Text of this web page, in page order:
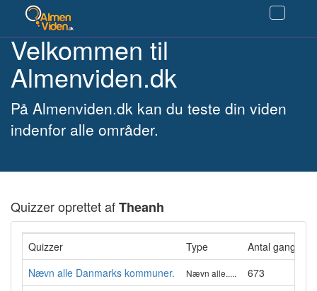
Velkommen til
Almenviden.dk
På Almenviden.dk kan du teste din viden
indenfor alle områder.
Quizzer oprettet afTheanh
Quizzer Type
Antal gange
Nævn alle Danmarks kommuner.
Nævn alle.....
673